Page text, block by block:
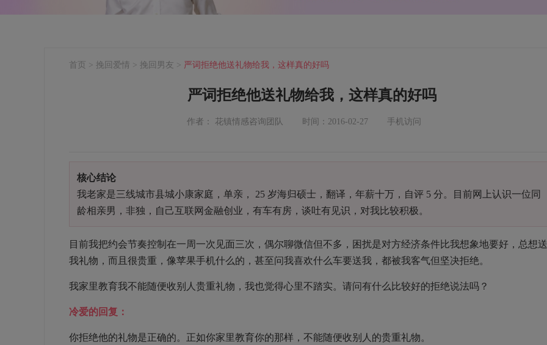
首页 > 挽回爱情 > 挽回男友 > 严词拒绝他送礼物给我，这样真的好吗
严词拒绝他送礼物给我，这样真的好吗
作者： 花镇情感咨询团队 时间：2016-02-27 手机访问
核心结论
我老家是三线城市县城小康家庭，单亲， 25 岁海归硕士，翻译，年薪十万，自评 5 分。目前网上认识一位同
龄相亲男，非独，自己互联网金融创业，有车有房，谈吐有见识，对我比较积极。
目前我把约会节奏控制在一周一次见面三次，偶尔聊微信但不多，困扰是对方经济条件比我想象地要好，总想送
我礼物，而且很贵重，像苹果手机什么的，甚至问我喜欢什么车要送我，都被我客气但坚决拒绝。
我家里教育我不能随便收别人贵重礼物，我也觉得心里不踏实。请问有什么比较好的拒绝说法吗？
冷爱的回复：
你拒绝他的礼物是正确的。正如你家里教育你的那样，不能随便收别人的贵重礼物。